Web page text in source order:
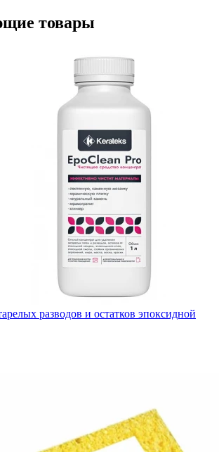
товары
разводов и остатков эпоксидной